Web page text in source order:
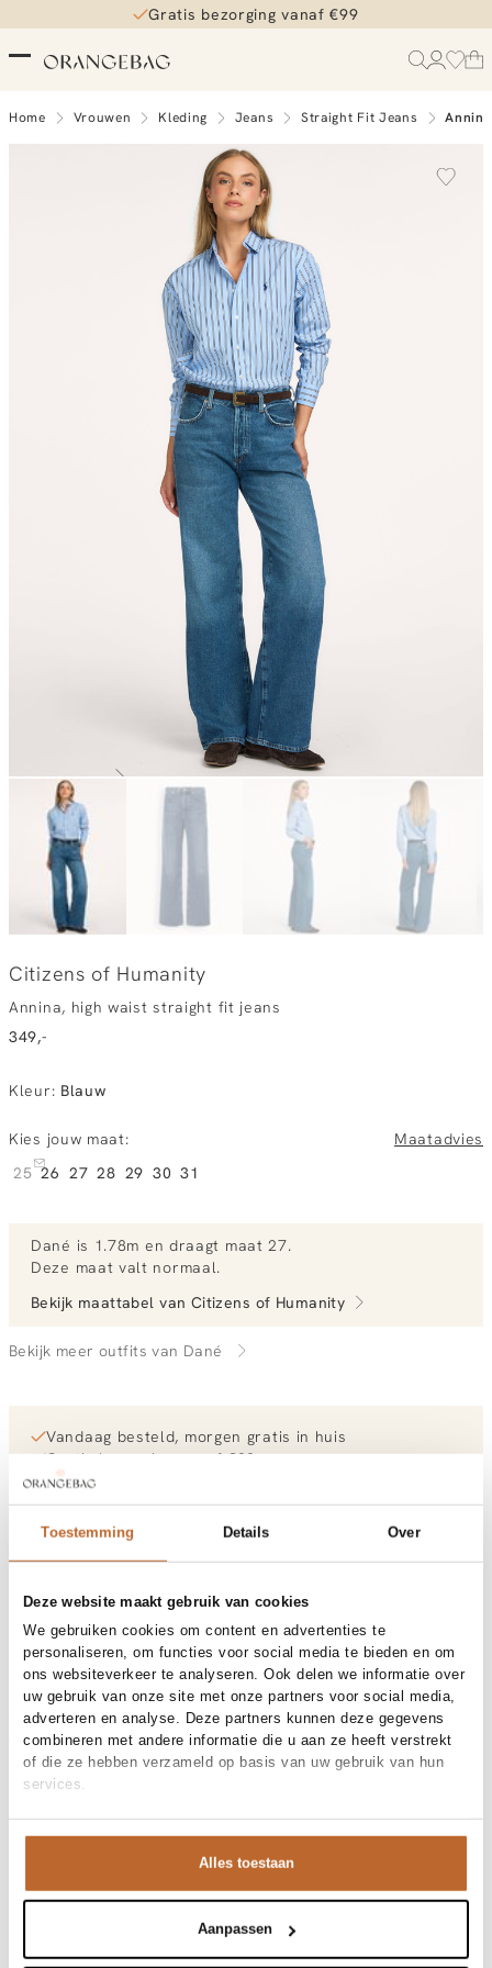
Toestemming Details Over
Deze website maakt gebruik van cookies
We gebruiken cookies om content en advertenties te
personaliseren, om functies voor social media te bieden en om
ons websiteverkeer te analyseren. Ook delen we informatie over
uw gebruik van onze site met onze partners voor social media,
adverteren en analyse. Deze partners kunnen deze gegevens
combineren met andere informatie die u aan ze heeft verstrekt
of die ze hebben verzameld op basis van uw gebruik van hun
services.
Alles toestaan
Aanpassen
Gratis bezorging vanaf €99
Home Vrouwen Kleding Jeans Straight Fit Jeans
Citizens of Humanity
Annina, high waist straight fit jeans
349,-
Kleur: Blauw
Kies jouw maat:
Maatadvies
25 26 27 28 29 30 31
Dané is 1.78m en draagt maat 27.
Deze maat valt normaal.
Bekijk maattabel van Citizens of Humanity
Bekijk meer outfits van Dané
Vandaag besteld, morgen gratis in huis
Gratis bezorging vanaf €99
30 dagen bedenktijd
Fabric
Fabric: 100% cotton
Materiaal
Denim, Katoen
Reiniging
Hand wash cold
Maat en pasvorm
Maatadvies
Deze maat valt normaal
Pasvorm (broeken)
Taillehoogte
High waist
Maat model
27
Productdetails
Merk
Citizens of Humanity
Merk-artikelnummer
1746B-1932
Productnaam
annina 33in
Variantnummer
Productnummer
00037627
Effen
Zakken
Opgestikte zakken, Steekzakken
Annina, high waist straight fit jeans
Verzenden en retour
Bij Orangebag ontvang je gratis verzending vanaf €99. Alle
Heb je vragen over onze producten of heb je hulp nodig bij
het plaatsen van een bestelling? Onze klantenservice staat
Shop the look
Deze wijde jeans van Citizens of Humanity is je nieuwe
favoriete statement piece. Gecombineerd met een